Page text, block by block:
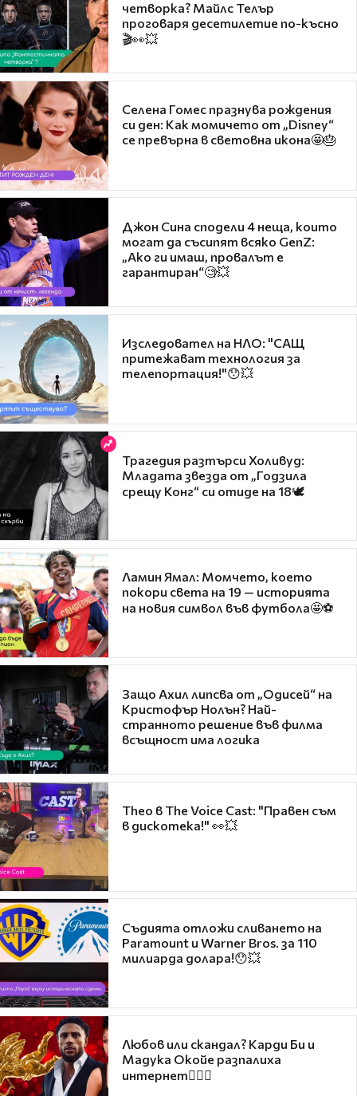
четворка? Майлс Телър
проговаря десетилетие по-късно
🎬👀💥
Селена Гомес празнува рождения
си ден: Как момичето от „Disney“
се превърна в световна икона🤩🎂
Джон Сина сподели 4 неща, които
могат да съсипят всяко GenZ:
„Ако ги имаш, провалът е
гарантиран“🧐💥
Изследовател на НЛО: "САЩ
притежават технология за
телепортация!"😯💥
Трагедия разтърси Холивуд:
Младата звезда от „Годзила
срещу Конг“ си отиде на 18🕊️
Ламин Ямал: Момчето, което
покори света на 19 — историята
на новия символ във футбола🤩⚽
Защо Ахил липсва от „Одисей“ на
Кристофър Нолън? Най-
странното решение във филма
всъщност има логика
Theo в The Voice Cast: "Правен съм
в дискотека!" 👀💥
Съдията отложи сливането на
Paramount и Warner Bros. за 110
милиарда долара!😯💥
Любов или скандал? Карди Би и
Мадука Окойе разпалиха
интернет❤️‍🔥🔥